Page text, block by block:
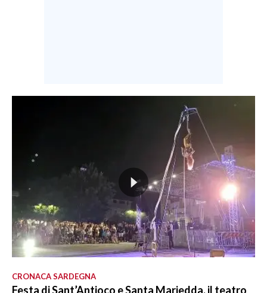
CRONACA SARDEGNA
Festa di Sant’Antioco e Santa Mariedda, il teatro